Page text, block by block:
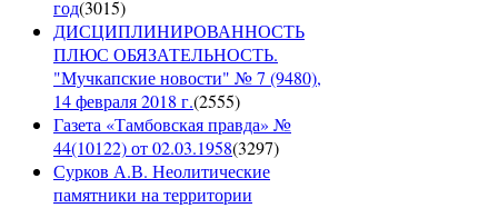
год(3015)
ДИСЦИПЛИНИРОВАННОСТЬ
ПЛЮС ОБЯЗАТЕЛЬНОСТЬ.
"Мучкапские новости" № 7 (9480),
14 февраля 2018 г.(2555)
Газета «Тамбовская правда» №
44(10122) от 02.03.1958(3297)
Сурков А.В. Неолитические
памятники на территории